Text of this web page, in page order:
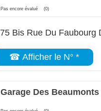
Pas encore évalué (0)
75 Bis Rue Du Faubourg
☎ Afficher le N° *
Garage Des